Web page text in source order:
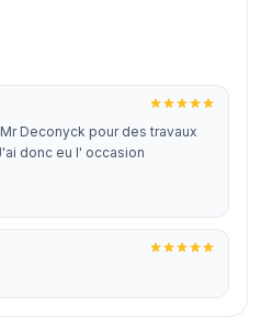
Deconyck pour des travaux
donc eu l' occasion